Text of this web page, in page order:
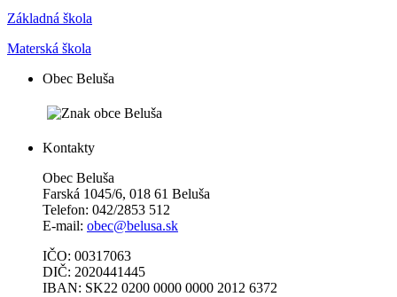
Základná škola
Materská škola
Obec Beluša
Kontakty
Obec Beluša
Farská 1045/6, 018 61 Beluša
Telefon: 042/2853 512
E-mail: obec@belusa.sk
IČO: 00317063
DIČ: 2020441445
IBAN: SK22 0200 0000 0000 2012 6372